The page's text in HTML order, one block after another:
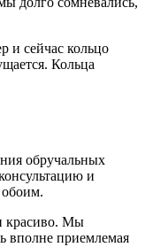
и сейчас кольцо
Кольца
обручальных
и
красиво. Мы
вполне приемлемая